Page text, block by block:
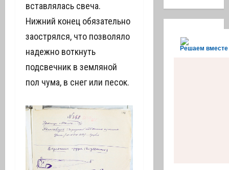
вставлялась свеча.
Нижний конец обязательно
заострялся, что позволяло
надежно воткнуть
подсвечник в земляной
пол чума, в снег или песок.
Решаем вместе